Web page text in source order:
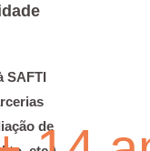
SAFTI
de